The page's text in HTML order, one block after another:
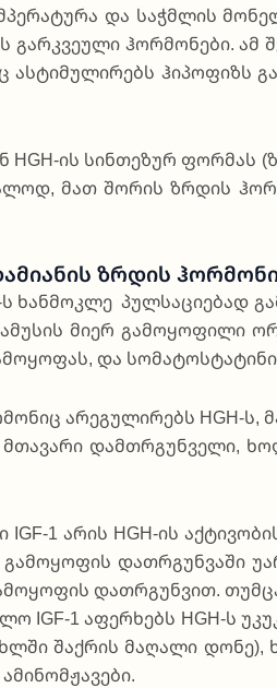
და საჭ­მლის
გარ­კვე­უ­ლი ჰო­რმო­ნე­ბი.
ას­ტი­მუ­ლი­რებს ჰი­პო­ფიზს
HGH-ის სინ­თე­ზურ
მათ შო­რის ზრდის
Ზრდის Ჰორმონი
ს ხან­მო­კლე პულ­სა­ცი­ე­ბად
მი­ერ გა­მო­ყო­ფი­ლი
და
არე­გუ­ლი­რებს HGH-ს,
დამთ­რგუნ­ვე­ლი,
1 არის HGH-ის
დათ­რგუნ­ვა­ში
დათ­რგუნ­ვით.
IGF-1 აფერ­ხებს HGH-ს
შა­ქრის მა­ღა­ლი